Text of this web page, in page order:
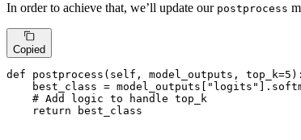
In order to achieve that, we’ll update our postprocess
Copied
def postprocess ( self, model_outputs, top_k=5 ):
    best_class = model_outputs[
"logits"
# Add logic to handle top_k
return best_class